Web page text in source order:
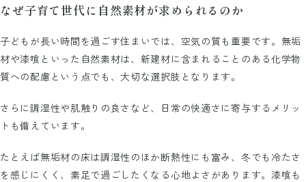
なぜ子育て世代に自然素材が求められるのか
子どもが長い時間を過ごす住まいでは、空気の質も重要です。無垢
材や漆喰といった自然素材は、新建材に含まれることのある化学物
質への配慮という点でも、大切な選択肢となります。
さらに調湿性や肌触りの良さなど、日常の快適さに寄与するメリッ
トも備えています。
たとえば無垢材の床は調湿性のほか断熱性にも富み、冬でも冷たさ
を感じにくく、素足で過ごしたくなる心地よさがあります。漆喰も